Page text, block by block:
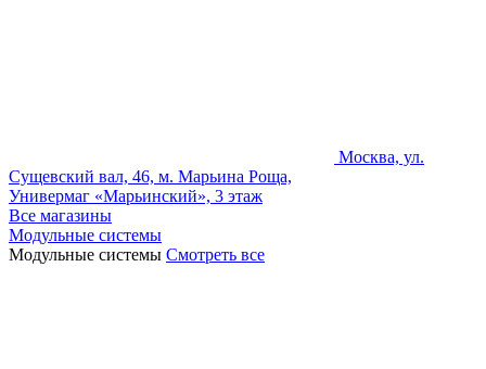
Москва, ул.
Сущевский вал, 46, м. Марьина Роща,
Универмаг «Марьинский», 3 этаж
Все магазины
Модульные системы
Модульные системы Смотреть все